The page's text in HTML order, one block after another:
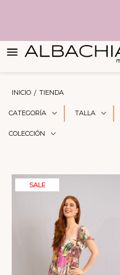
SUGERENCIAS
INICIO TIENDA
CATEGORÍA TALLA
COLECCIÓN
SALE